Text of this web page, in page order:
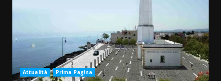
Attualità Prima Pagina